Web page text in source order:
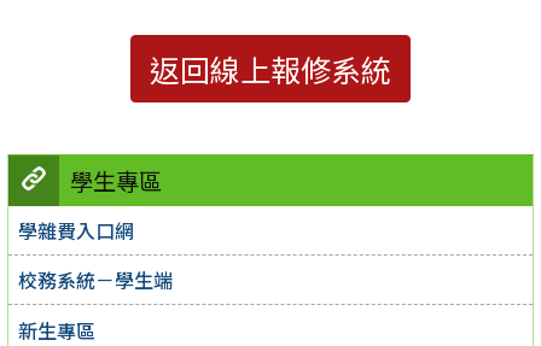
學生專區
學雜費入口網
校務系統－學生端
新生專區
返回線上報修系統